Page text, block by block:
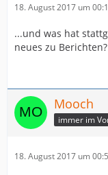
18. August 2017 um
...und was hat
neues zu Berichten?
Mooch
immer im
18. August 2017 um